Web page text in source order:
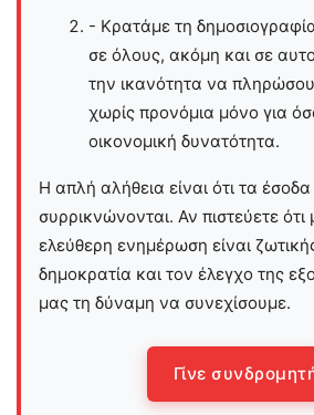
- Κρατάμε τη
σε όλους, ακόμη και σε
την ικανότητα να
χωρίς προνόμια μόνο για
οικονομική δυνατότητα.
Η απλή αλήθεια είναι ότι τα
συρρικνώνονται. Αν πιστεύετε ότι
ελεύθερη ενημέρωση είναι
δημοκρατία και τον έλεγχο της
μας τη δύναμη να συνεχίσουμε.
Γίνε